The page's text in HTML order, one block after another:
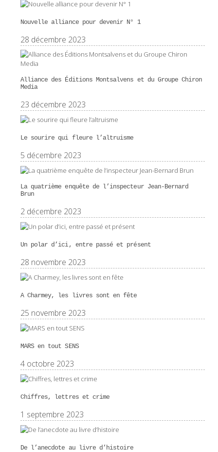
Nouvelle alliance pour devenir N° 1
28 décembre 2023
Alliance des Éditions Montsalvens et du Groupe Chiron
Media
23 décembre 2023
Le sourire qui fleure l’altruisme
5 décembre 2023
La quatrième enquête de l’inspecteur Jean-Bernard
Brun
2 décembre 2023
Un polar d’ici, entre passé et présent
28 novembre 2023
A Charmey, les livres sont en fête
25 novembre 2023
MARS en tout SENS
4 octobre 2023
Chiffres, lettres et crime
1 septembre 2023
De l’anecdote au livre d’histoire